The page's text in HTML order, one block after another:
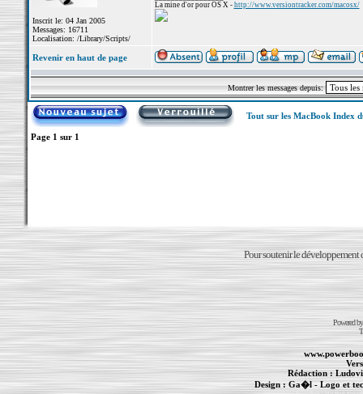
Inscrit le: 04 Jan 2005
Messages: 16711
Localisation: /Library/Scripts/
La mine d'or pour OS X - http://www.versiontracker.com/macosx/
Revenir en haut de page
Montrer les messages depuis:
Tout sur les MacBook Index
Page 1 sur 1
Pour soutenir le développement
Powered
Rédaction :
Design : Ga�l- Logo et